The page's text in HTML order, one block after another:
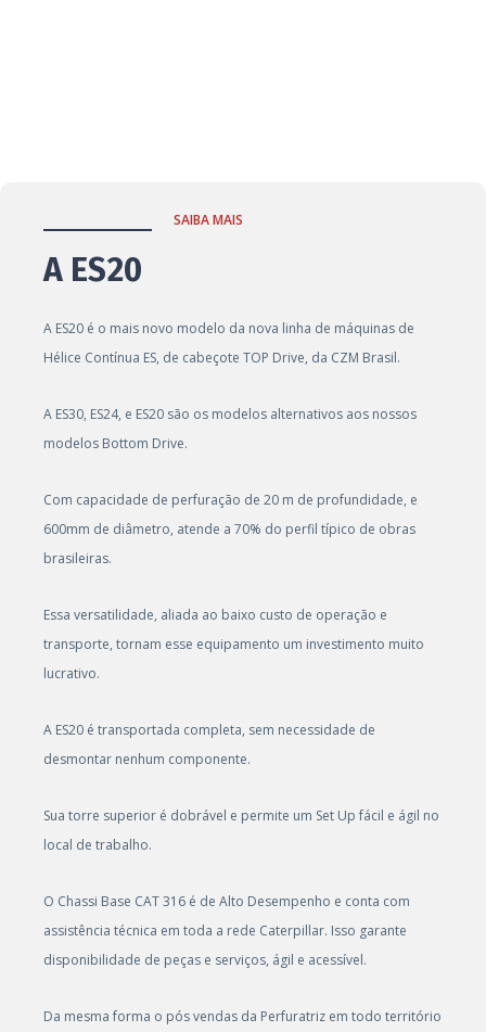
SAIBA MAIS
A ES20
A ES20 é o mais novo modelo da nova linha de máquinas de
Hélice Contínua ES, de cabeçote TOP Drive, da CZM Brasil.
A ES30, ES24, e ES20 são os modelos alternativos aos nossos
modelos Bottom Drive.
Com capacidade de perfuração de 20 m de profundidade, e
600mm de diâmetro, atende a 70% do perfil típico de obras
brasileiras.
Essa versatilidade, aliada ao baixo custo de operação e
transporte, tornam esse equipamento um investimento muito
lucrativo.
A ES20 é transportada completa, sem necessidade de
desmontar nenhum componente.
Sua torre superior é dobrável e permite um Set Up fácil e ágil no
local de trabalho.
O Chassi Base CAT 316 é de Alto Desempenho e conta com
assistência técnica em toda a rede Caterpillar. Isso garante
disponibilidade de peças e serviços, ágil e acessível.
Da mesma forma o pós vendas da Perfuratriz em todo território